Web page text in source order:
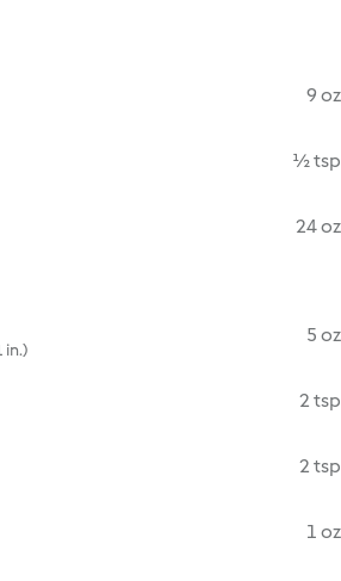
9 oz
½ tsp
24 oz
in.)
5 oz
2 tsp
2 tsp
1 oz